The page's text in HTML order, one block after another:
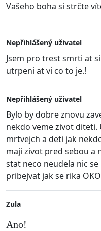
Vašeho boha si strčte
Nepřihlášený uživatel
Jsem pro trest smrti at
utrpeni at vi co to je.!
Nepřihlášený uživatel
Bylo by dobre znovu
nekdo veme zivot diteti.
mrtvejch a deti jak
maji zivot pred sebou a
stat neco neudela nic
pribejvat jak se rika OKO
Zula
Ano!